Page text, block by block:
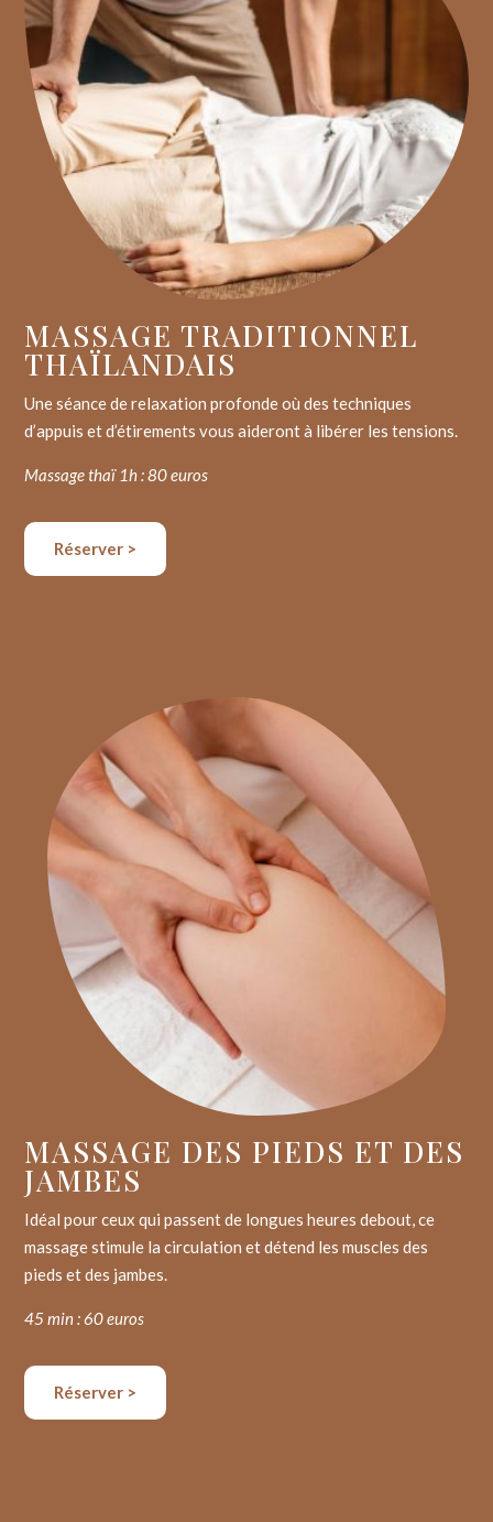
MASSAGE TRADITIONNEL
THAÏLANDAIS
Une séance de relaxation profonde où des techniques
d’appuis et d’étirements vous aideront à libérer les tensions.
Massage thaï 1h : 80 euros
Réserver >
MASSAGE DES PIEDS ET DES
JAMBES
Idéal pour ceux qui passent de longues heures debout, ce
massage stimule la circulation et détend les muscles des
pieds et des jambes.
45 min : 60 euros
Réserver >